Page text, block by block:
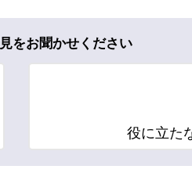
をお聞かせください
役に立た